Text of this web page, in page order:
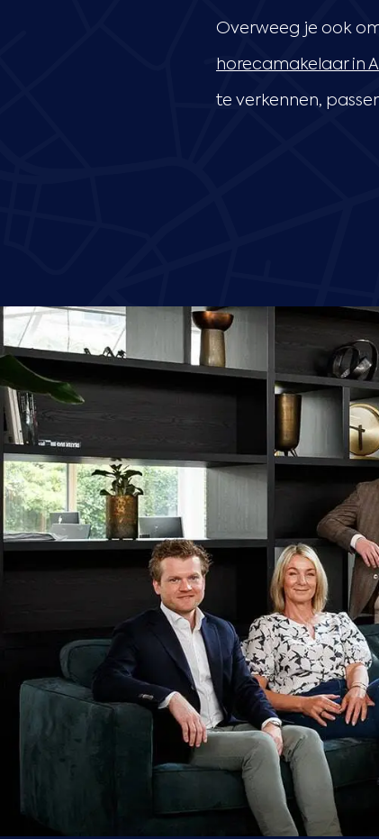
Overweeg je ook
horecamakelaar in
te verkennen,